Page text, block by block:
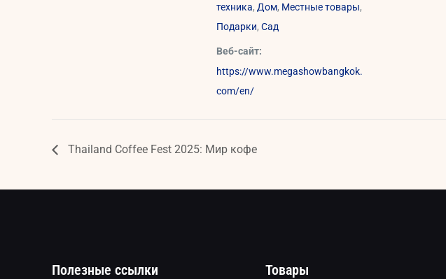
техника, Дом, Местные товары,
Подарки,Сад
Веб-сайт:
https://www.megashowbangkok.
com/en/
Thailand Coffee Fest 2025: Мир кофе
Полезные ссылки Товары